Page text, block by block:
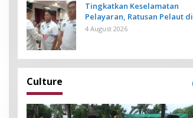
Tingkatkan Keselamatan
Pelayaran, Ratusan Pelaut di
Bali Ikuti Pelatihan MPR dan
4 August 2026
Culture